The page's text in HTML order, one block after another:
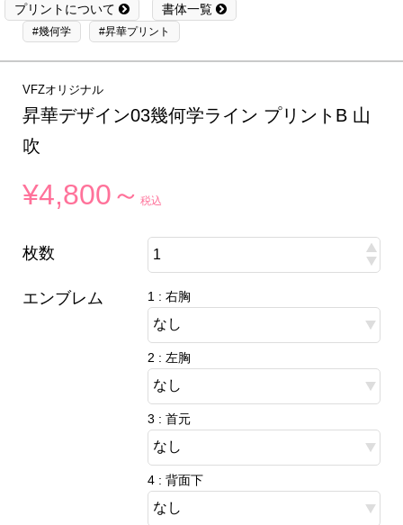
プリントについて 書体一覧
#幾何学 #昇華プリント
VFZオリジナル
昇華デザイン03幾何学ライン プリントB 山
吹
¥4,800～税込
枚数
エンブレム 1 : 右胸
2 : 左胸
3 : 首元
4 : 背面下